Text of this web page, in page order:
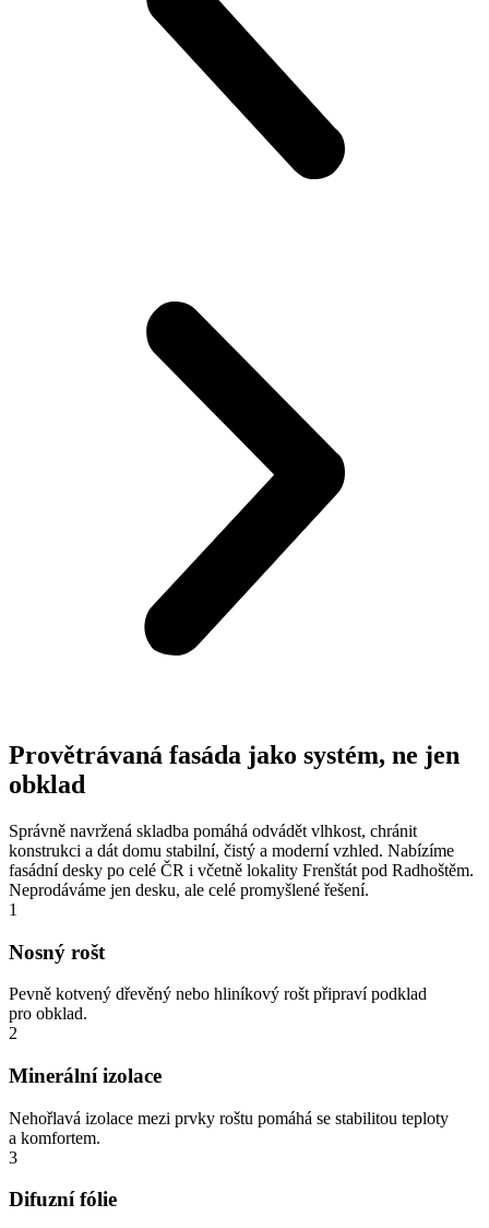
Provětrávaná fasáda jako systém, ne jen
obklad
Správně navržená skladba pomáhá odvádět vlhkost, chránit
konstrukci a dát domu stabilní, čistý a moderní vzhled. Nabízíme
fasádní desky po celé ČR i včetně lokality Frenštát pod Radhoštěm.
Neprodáváme jen desku, ale celé promyšlené řešení.
1
Nosný rošt
Pevně kotvený dřevěný nebo hliníkový rošt připraví podklad
pro obklad.
2
Minerální izolace
Nehořlavá izolace mezi prvky roštu pomáhá se stabilitou teploty
a komfortem.
3
Difuzní fólie